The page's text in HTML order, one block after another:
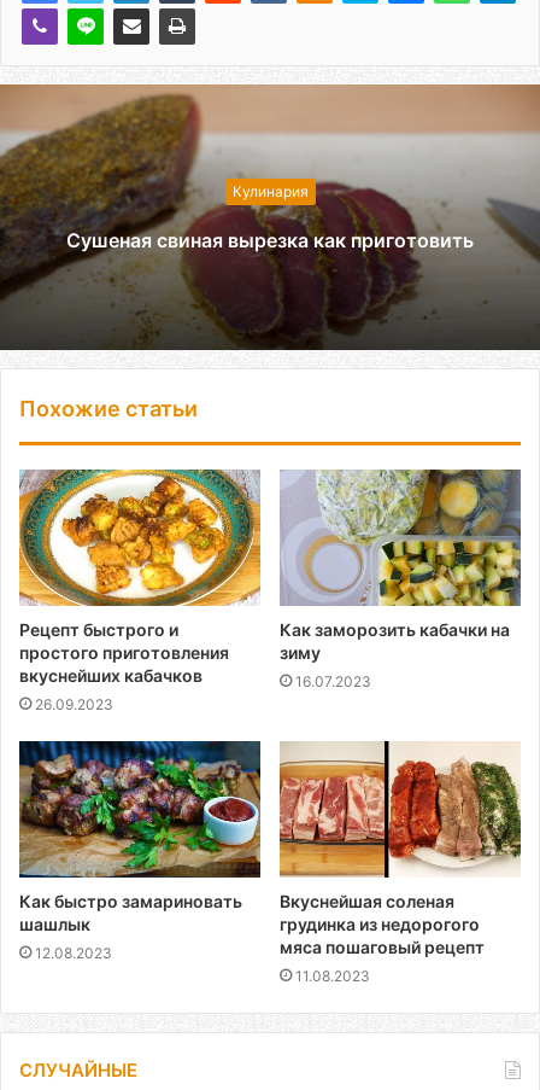
Кулинария
Сушеная свиная вырезка как приготовить
Похожие статьи
Рецепт быстрого и
простого приготовления
вкуснейших кабачков
26.09.2023
Как заморозить кабачки на
зиму
16.07.2023
Как быстро замариновать
шашлык
12.08.2023
Вкуснейшая соленая
грудинка из недорогого
мяса пошаговый рецепт
11.08.2023
СЛУЧАЙНЫЕ